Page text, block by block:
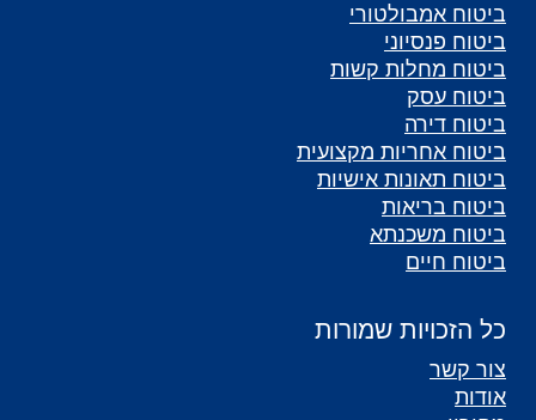
ביטוח אמבולטורי
ביטוח פנסיוני
ביטוח מחלות קשות
ביטוח עסק
ביטוח דירה
ביטוח אחריות מקצועית
ביטוח תאונות אישיות
ביטוח בריאות
ביטוח משכנתא
ביטוח חיים
כל הזכויות שמורות
צור קשר
אודות